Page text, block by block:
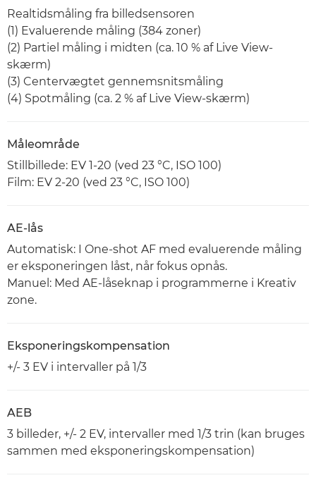
Realtidsmåling fra billedsensoren
(1) Evaluerende måling (384 zoner)
(2) Partiel måling i midten (ca. 10 % af Live View-
skærm)
(3) Centervægtet gennemsnitsmåling
(4) Spotmåling (ca. 2 % af Live View-skærm)
Måleområde
Stillbillede: EV 1-20 (ved 23 °C, ISO 100)
Film: EV 2-20 (ved 23 °C, ISO 100)
AE-lås
Automatisk: I One-shot AF med evaluerende måling
er eksponeringen låst, når fokus opnås.
Manuel: Med AE-låseknap i programmerne i Kreativ
zone.
Eksponeringskompensation
+/- 3 EV i intervaller på 1/3
AEB
3 billeder, +/- 2 EV, intervaller med 1/3 trin (kan bruges
sammen med eksponeringskompensation)